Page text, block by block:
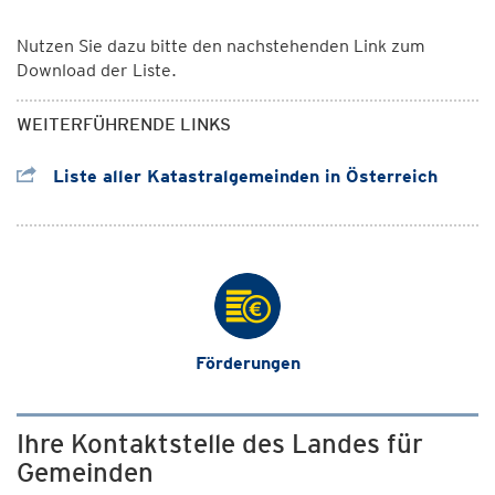
Nutzen Sie dazu bitte den nachstehenden Link zum
Download der Liste.
WEITERFÜHRENDE LINKS
Liste aller Katastralgemeinden in Österreich
Förderungen
Ihre Kontaktstelle des Landes für
Gemeinden